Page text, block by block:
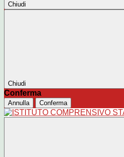
Chiudi
Chiudi
Conferma
Annulla Conferma